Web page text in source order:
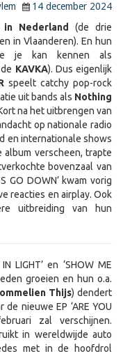
14 december 2024
Nederland (de
drie
in Vlaanderen). En hun
je kan kennen als
KAVKA). Dus eigenlijk
speelt catchy pop-rock
uit bands als Nothing
na het uitbrengen van
op nationale radio
en internationale shows
album verscheen, trapte
bovenzaal van
GO DOWN’ kwam vorig
reacties en airplay. Ook
uitbreiding van hun
LIGHT’ en ‘SHOW ME
groeien en hun o.a.
Thijs) dendert
nieuwe EP ‘ARE YOU
zal verschijnen.
in wereldwijde auto
met in de hoofdrol